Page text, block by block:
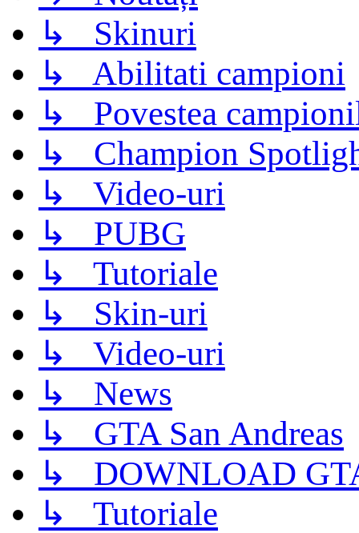
↳ Skinuri
↳ Abilitati campioni
↳ Povestea
↳ Champion
↳ Video-uri
↳ PUBG
↳ Tutoriale
↳ Skin-uri
↳ Video-uri
↳ News
↳ GTA San Andreas
↳ DOWNLOAD
↳ Tutoriale